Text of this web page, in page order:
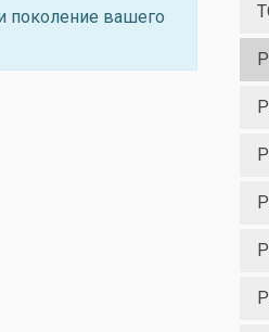
поколение вашего